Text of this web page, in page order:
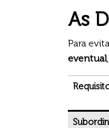
As
Para
eventual